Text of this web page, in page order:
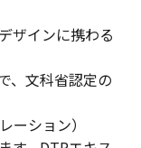
ザインに携わる
、文科省認定の
ーション）